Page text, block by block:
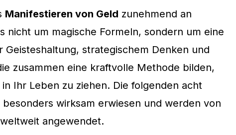
Manifestieren von Geld zunehmend an
nicht um magische Formeln, sondern um eine
Geisteshaltung, strategischem Denken und
zusammen eine kraftvolle Methode bilden,
Ihr Leben zu ziehen. Die folgenden acht
wirksam erwiesen und werden von
angewendet.